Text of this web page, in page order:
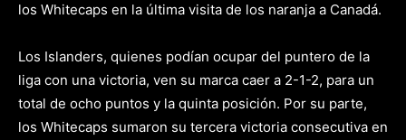
los Whitecaps en la última visita de los naranja a Canadá.
Los Islanders, quienes podían ocupar del puntero de la
liga con una victoria, ven su marca caer a 2-1-2, para un
total de ocho puntos y la quinta posición. Por su parte,
los Whitecaps sumaron su tercera victoria consecutiva en